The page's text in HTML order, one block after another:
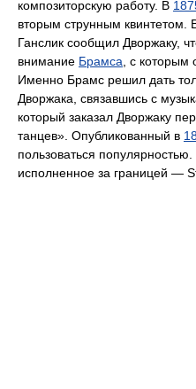
композиторскую работу. В
вторым струнным квинтетом.
Ганслик сообщил Дворжаку,
внимание Брамса , с которым
Именно Брамс решил дать
Дворжака, связавшись с
который заказал Дворжаку
танцев». Опубликованный в
пользоваться
исполненное за границей —